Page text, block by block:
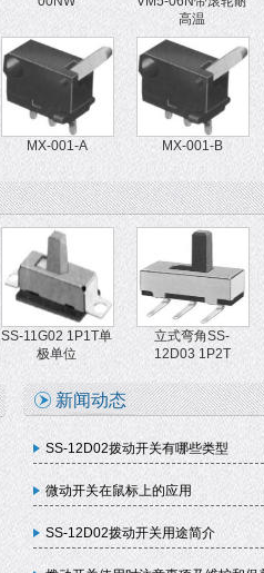
高温
MX-001-A MX-001-B
SS-11G02 1P1T单
极单位
立式弯角SS-
12D03 1P2T
新闻动态
SS-12D02拨动开关有哪些类型
微动开关在鼠标上的应用
SS-12D02拨动开关用途简介